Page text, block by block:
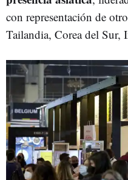
con representación de
Tailandia, Corea del Sur,